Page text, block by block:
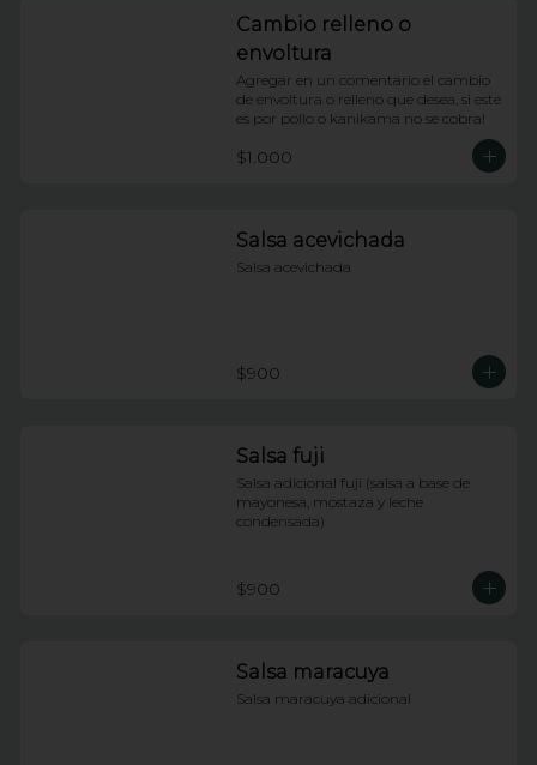
Cambio relleno o
envoltura
Agregar en un comentario el cambio
de envoltura o relleno que desea, si este
es por pollo o kanikama no se cobra!
$1.000
Salsa acevichada
Salsa acevichada
$900
Salsa fuji
Salsa adicional fuji (salsa a base de
mayonesa, mostaza y leche
condensada)
$900
Salsa maracuya
Salsa maracuya adicional